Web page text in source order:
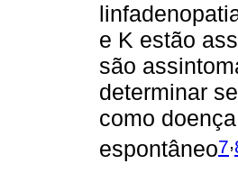
e K estão
são
determinar
como
espontâneo7,